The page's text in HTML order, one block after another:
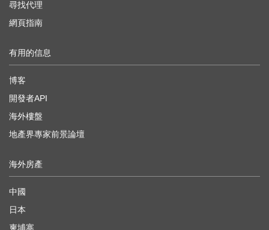
尋找代理
網頁指南
有用的信息
博客
開發者API
海外樓盤
地產界專家前景論壇
海外房產
中國
日本
柬埔寨